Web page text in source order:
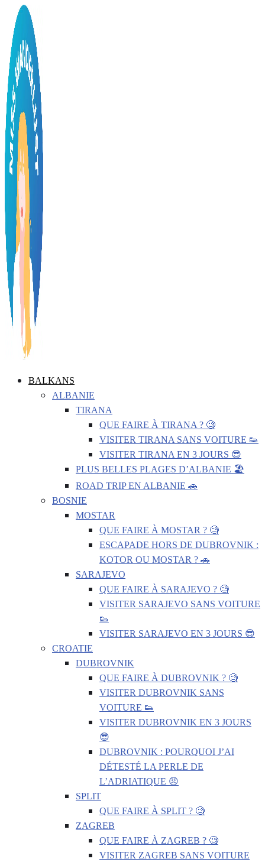
BALKANS
ALBANIE
TIRANA
QUE FAIRE À TIRANA ? 🧐
VISITER TIRANA SANS VOITURE 👟
VISITER TIRANA EN 3 JOURS 😎
PLUS BELLES PLAGES D’ALBANIE 🏖️
ROAD TRIP EN ALBANIE 🚗
BOSNIE
MOSTAR
QUE FAIRE À MOSTAR ? 🧐
ESCAPADE HORS DE DUBROVNIK :
KOTOR OU MOSTAR ? 🚗
SARAJEVO
QUE FAIRE À SARAJEVO ? 🧐
VISITER SARAJEVO SANS VOITURE
👟
VISITER SARAJEVO EN 3 JOURS 😎
CROATIE
DUBROVNIK
QUE FAIRE À DUBROVNIK ? 🧐
VISITER DUBROVNIK SANS
VOITURE 👟
VISITER DUBROVNIK EN 3 JOURS
😎
DUBROVNIK : POURQUOI J’AI
DÉTESTÉ LA PERLE DE
L’ADRIATIQUE 😠
SPLIT
QUE FAIRE À SPLIT ? 🧐
ZAGREB
QUE FAIRE À ZAGREB ? 🧐
VISITER ZAGREB SANS VOITURE